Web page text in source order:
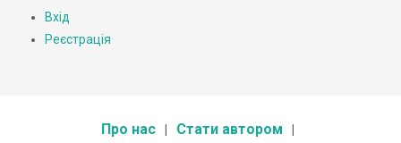
Вхід
Реєстрація
Про нас Стати автором